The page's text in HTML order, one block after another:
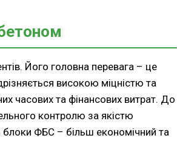
Його головна перевага – це
високою міцністю та
часових та фінансових витрат. До
контролю за якістю
блоки ФБС – більш економічний та